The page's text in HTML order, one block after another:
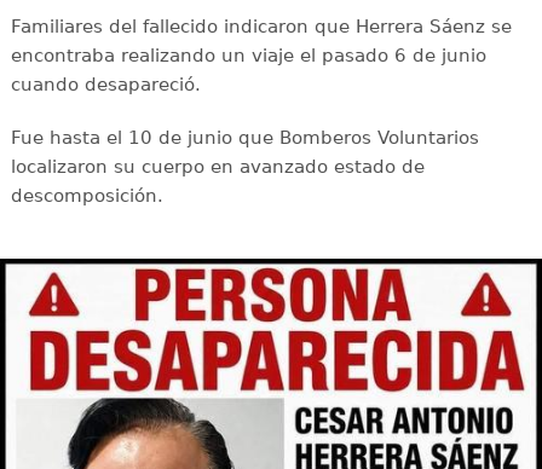
Familiares del fallecido indicaron que Herrera Sáenz se
encontraba realizando un viaje el pasado 6 de junio
cuando desapareció.
Fue hasta el 10 de junio que Bomberos Voluntarios
localizaron su cuerpo en avanzado estado de
descomposición.